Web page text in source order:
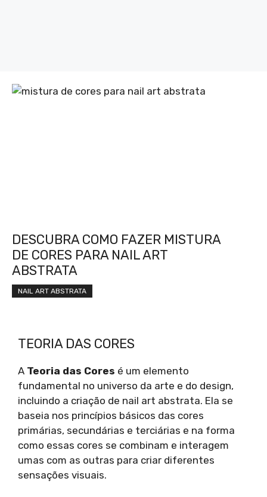
DESCUBRA COMO FAZER MISTURA
DE CORES PARA NAIL ART
ABSTRATA
NAIL ART ABSTRATA
TEORIA DAS CORES
A Teoria das Cores é um elemento
fundamental no universo da arte e do design,
incluindo a criação de nail art abstrata. Ela se
baseia nos princípios básicos das cores
primárias, secundárias e terciárias e na forma
como essas cores se combinam e interagem
umas com as outras para criar diferentes
sensações visuais.